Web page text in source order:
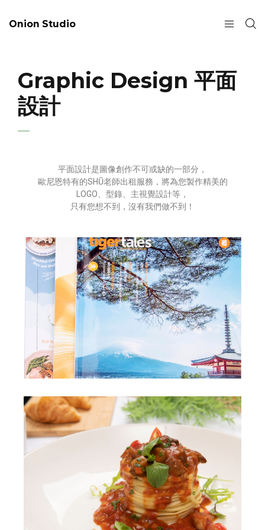
Onion Studio
Graphic Design 平面
設計
平面設計是圖像創作不可或缺的一部分，
歐尼恩特有的SHŪ老師出租服務，將為您製作精美的
LOGO、型錄、主視覺設計等，
只有您想不到，沒有我們做不到！